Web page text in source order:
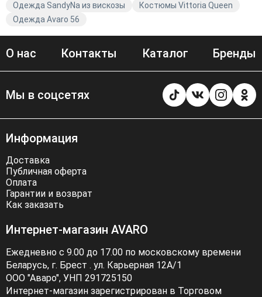
Одежда SandyNa из вискозы
Костюмы Vittoria Queen
Одежда Avaro 56
О нас Контакты Каталог Бренды
Мы в соцсетях
Информация
Доставка
Публичная оферта
Оплата
Гарантии и возврат
Как заказать
Интернет-магазин AVARO
Ежедневно с 9.00 до 17.00 по московскому времени
Беларусь, г. Брест . ул. Карьерная 12А/1
ООО "Аваро", УНП 291725150
Интернет-магазин зарегистрирован в Торговом